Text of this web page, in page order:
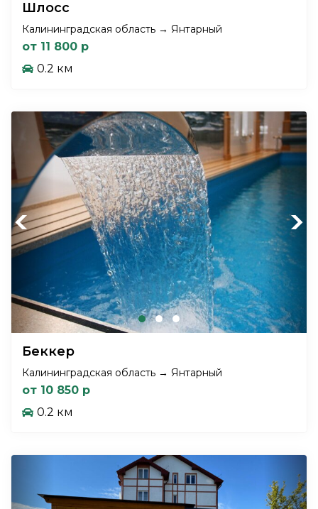
Шлосс
Калининградская область → Янтарный
от 11 800 р
0.2 км
Previous Next
Беккер
Калининградская область → Янтарный
от 10 850 р
0.2 км